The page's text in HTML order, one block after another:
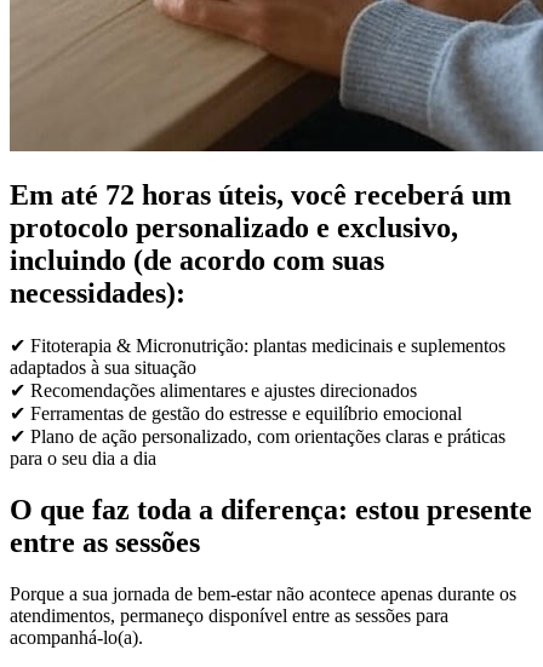
Em até 72 horas úteis, você receberá um
protocolo personalizado e exclusivo,
incluindo (de acordo com suas
necessidades):
✔ Fitoterapia & Micronutrição: plantas medicinais e suplementos
adaptados à sua situação
✔ Recomendações alimentares e ajustes direcionados
✔ Ferramentas de gestão do estresse e equilíbrio emocional
✔ Plano de ação personalizado, com orientações claras e práticas
para o seu dia a dia
O que faz toda a diferença: estou presente
entre as sessões
Porque a sua jornada de bem-estar não acontece apenas durante os
atendimentos, permaneço disponível entre as sessões para
acompanhá-lo(a).